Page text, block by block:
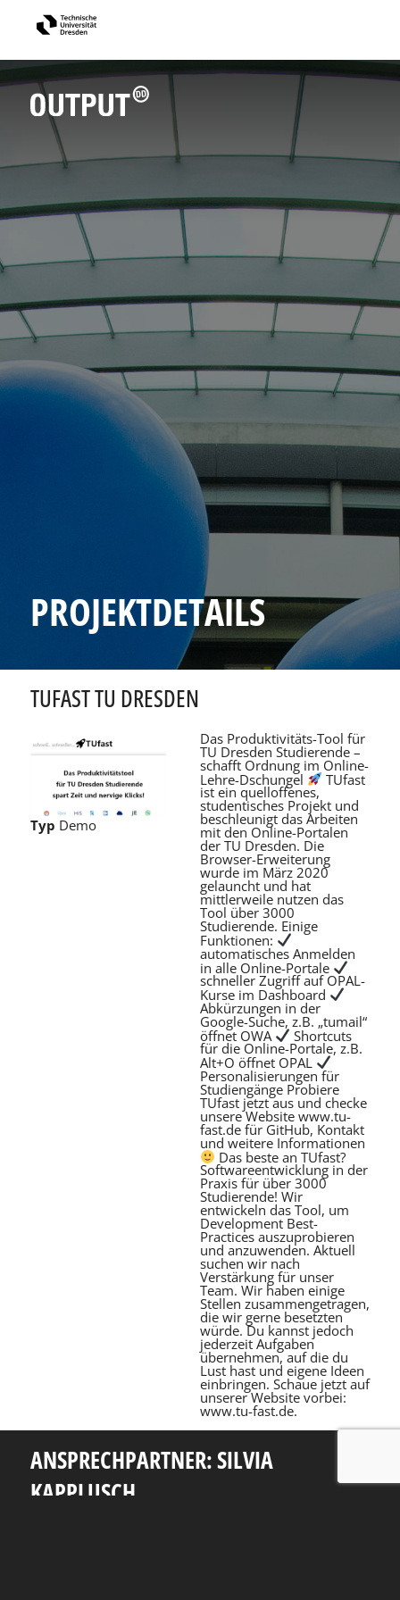
PROJEKTDETAILS
TUFAST TU DRESDEN
Typ Demo
Das Produktivitäts-Tool für
TU Dresden Studierende –
schafft Ordnung im Online-
Lehre-Dschungel TUfast
ist ein quelloffenes,
studentisches Projekt und
beschleunigt das Arbeiten
mit den Online-Portalen
der TU Dresden. Die
Browser-Erweiterung
wurde im März 2020
gelauncht und hat
mittlerweile nutzen das
Tool über 3000
Studierende. Einige
Funktionen:
automatisches Anmelden
in alle Online-Portale
schneller Zugriff auf OPAL-
Kurse im Dashboard
Abkürzungen in der
Google-Suche, z.B. „tumail“
öffnet OWA Shortcuts
für die Online-Portale, z.B.
Alt+O öffnet OPAL
Personalisierungen für
Studiengänge Probiere
TUfast jetzt aus und checke
unsere Website www.tu-
fast.de für GitHub, Kontakt
und weitere Informationen
Das beste an TUfast?
Softwareentwicklung in der
Praxis für über 3000
Studierende! Wir
entwickeln das Tool, um
Development Best-
Practices auszuprobieren
und anzuwenden. Aktuell
suchen wir nach
Verstärkung für unser
Team. Wir haben einige
Stellen zusammengetragen,
die wir gerne besetzten
würde. Du kannst jedoch
jederzeit Aufgaben
übernehmen, auf die du
Lust hast und eigene Ideen
einbringen. Schaue jetzt auf
unserer Website vorbei:
www.tu-fast.de.
ANSPRECHPARTNER: SILVIA
KAPPLUSCH